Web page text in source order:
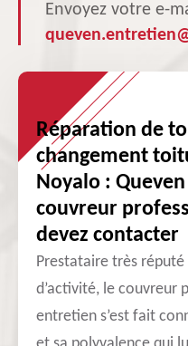
Envoyez votre e-
Réparation de
changement
Noyalo :
couvreur
devez contacter
Prestataire très
d’activité, le couvreur
entretien s’est fait